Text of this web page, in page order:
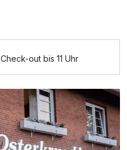
p.P. ab236,00 €
Check-out bis 11 Uhr